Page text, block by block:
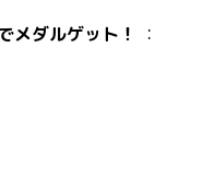
メダルゲット！
：